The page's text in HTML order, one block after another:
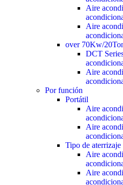
Aire
Aire
over 70Kw/
DCT
Aire
Por función
Portátil
Aire
Aire
Tipo de aterrizaje
Aire
Aire